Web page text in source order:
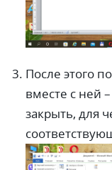
После этого
вместе с ней
закрыть, для